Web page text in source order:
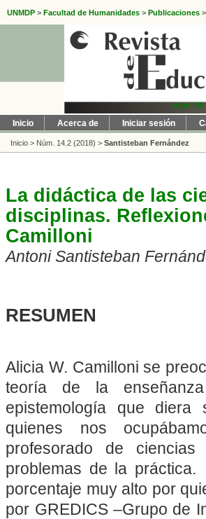
UNMDP > Facultad de Humanidades > Publicaciones >
https://
Inicio Acerca de Iniciar sesión
Inicio > Núm. 14.2 (2018) > Santisteban Fernández
La didáctica de las
disciplinas.
Camilloni
Antoni Santisteban
RESUMEN
Alicia W. Camilloni se
teoría de la
epistemología que
quienes nos
profesorado de
problemas de la
porcentaje muy alto por
por GREDICS –Grupo de